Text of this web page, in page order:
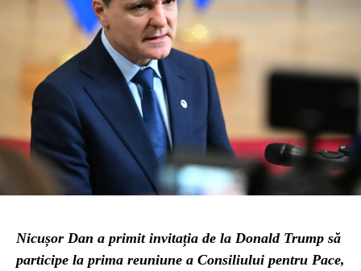
Nicușor Dan a primit invitația de la Donald Trump să
participe la prima reuniune a Consiliului pentru Pace,